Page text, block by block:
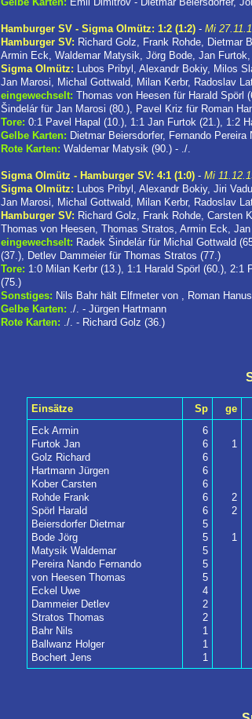
Hamburger SV - Sigma Olmütz: 1:2 (1:2) - Mi
Hamburger SV: Richard Golz, Frank Rohde, Dietmar
Armin Eck, Waldemar Matysik, Jörg Bode, Jan
Sigma Olmütz: Lubos Pribyl, Alexandr Bokiy, Milos
Jan Marosi, Michal Gottwald, Milan Kerbr, Radoslav
eingewechselt: Thomas von Heesen für Harald Spörl
Šindelár für Jan Marosi (80.), Pavel Kriz für Roman
Tore: 0:1 Pavel Hapal (10.), 1:1 Jan Furtok (21.), 1:2
Gelbe Karten: Dietmar Beiersdorfer, Fernando
Rote Karten: Waldemar Matysik (90.) - ./.
Sigma Olmütz - Hamburger SV: 4:1 (1:0) - Mi
Sigma Olmütz: Lubos Pribyl, Alexandr Bokiy, Jiri
Jan Marosi, Michal Gottwald, Milan Kerbr, Radoslav
Hamburger SV: Richard Golz, Frank Rohde, Carsten
Thomas von Heesen, Thomas Stratos, Armin Eck,
eingewechselt: Radek Šindelár für Michal Gottwald
(37.), Detlev Dammeier für Thomas Stratos (77.)
Tore: 1:0 Milan Kerbr (13.), 1:1 Harald Spörl (60.), 2:1
(75.)
Sonstiges: Nils Bahr hält Elfmeter von , Roman
Gelbe Karten: ./. - Jürgen Hartmann
Rote Karten: ./. - Richard Golz (36.)
Einsätze Sp ge
Eck Armin
Furtok Jan
Golz Richard
Hartmann Jürgen
Kober Carsten
Rohde Frank
Spörl Harald
Beiersdorfer Dietmar
Bode Jörg
Matysik Waldemar
Pereira Nando Fernando
von Heesen Thomas
Eckel Uwe
Dammeier Detlev
Stratos Thomas
Bahr Nils
Ballwanz Holger
Bochert Jens
6
6
6
6
6
6
6
5
5
5
5
5
4
2
2
1
1
1
1
2
2
1